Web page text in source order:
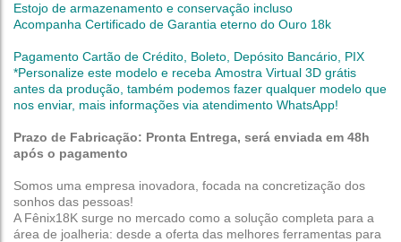
Estojo de armazenamento e conservação incluso
Acompanha Certificado de Garantia eterno do Ouro 18k
Pagamento Cartão de Crédito, Boleto, Depósito Bancário, PIX
*Personalize este modelo e receba Amostra Virtual 3D grátis
antes da produção, também podemos fazer qualquer modelo que
nos enviar, mais informações via atendimento WhatsApp!
Prazo de Fabricação: Pronta Entrega, será enviada em 48h
após o pagamento
Somos uma empresa inovadora, focada na concretização dos
sonhos das pessoas!
A Fênix18K surge no mercado como a solução completa para a
área de joalheria: desde a oferta das melhores ferramentas para